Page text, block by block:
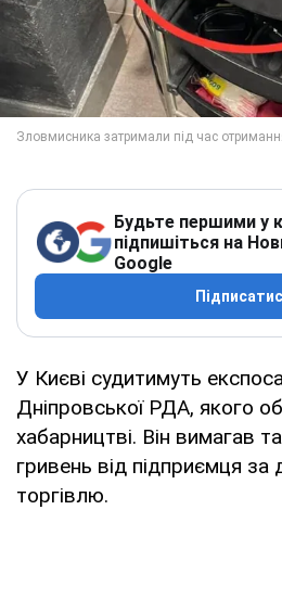
Будьте першими у
підпишіться на
Google
У Києві судитимуть
Дніпровської РДА, якого
хабарництві. Він вимагав
гривень від підприємця за
торгівлю.